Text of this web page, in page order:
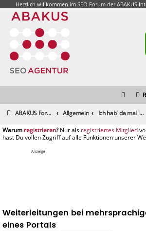
Herzlich willkommen im SEO Forumder ABAKUS
ABAKUS Foren-Übersicht Allgemein Ich hab' da mal 'ne Frage
registrieren registriertes Mitglied
Anzeige
Weiterleitungen bei
eines Portals